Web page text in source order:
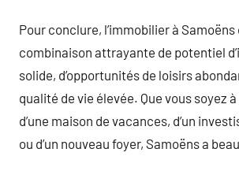
Pour conclure, l’immobilier à
combinaison attrayante de potentiel
solide, d’opportunités de loisirs
qualité de vie élevée. Que vous soyez
d’une maison de vacances, d’un
ou d’un nouveau foyer, Samoëns a